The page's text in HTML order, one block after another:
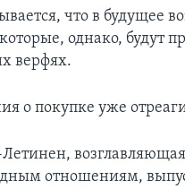
что в будущее
однако, будут
верфях.
о покупке уже
отношениям,